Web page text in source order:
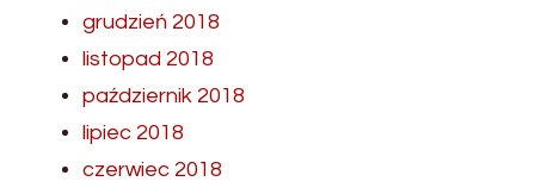
grudzień 2018
listopad 2018
październik 2018
lipiec 2018
czerwiec 2018